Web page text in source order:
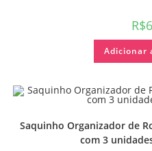
R$
Adicionar
Saquinho Organizador de
com 3